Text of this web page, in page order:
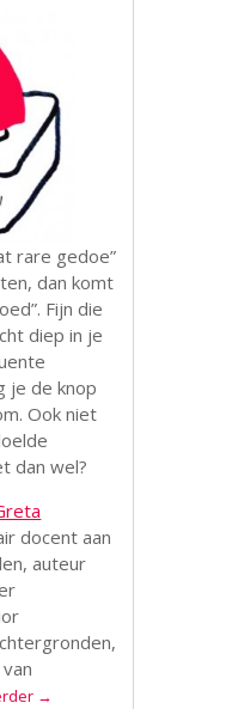
rare gedoe”
dan komt
Fijn die
diep in je
je de knop
Ook niet
dan wel?
docent aan
auteur
→